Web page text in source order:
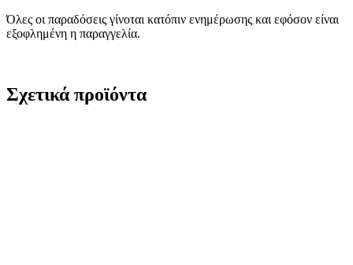
Όλες οι παραδόσεις γίνοται κατόπιν ενημέρωσης και εφόσον είναι
εξοφλημένη η παραγγελία.
Σχετικά προϊόντα